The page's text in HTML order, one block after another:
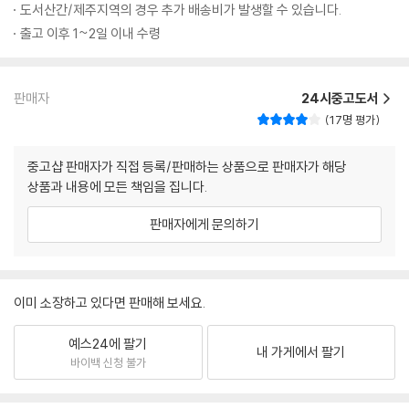
도서산간/제주지역의 경우 추가 배송비가 발생할 수 있습니다.
출고 이후 1~2일 이내 수령
판매자 24시중고도서
17명 평가
중고샵 판매자가 직접 등록/판매하는 상품으로 판매자가 해당
상품과 내용에 모든 책임을 집니다.
판매자에게 문의하기
이미 소장하고 있다면 판매해 보세요.
예스24에 팔기
바이백 신청 불가
내 가게에서 팔기